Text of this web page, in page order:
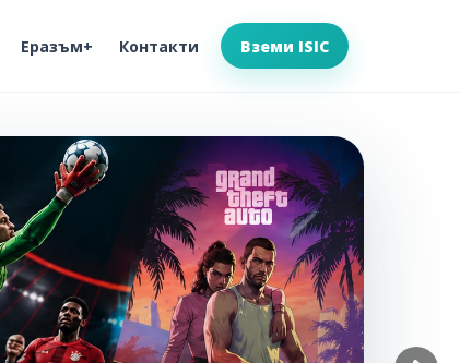
Еразъм+ Контакти Вземи ISIC